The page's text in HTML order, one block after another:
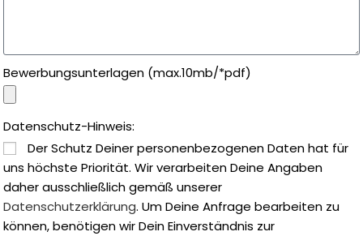
Bewerbungsunterlagen (max.10mb/*pdf)
Datenschutz-Hinweis:
Der Schutz Deiner personenbezogenen Daten hat für
uns höchste Priorität. Wir verarbeiten Deine Angaben
daher ausschließlich gemäß unserer
Datenschutzerklärung. Um Deine Anfrage bearbeiten zu
können, benötigen wir Dein Einverständnis zur